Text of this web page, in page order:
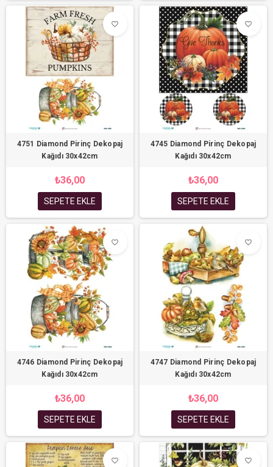
favorite_border
4751 Diamond Pirinç Dekopaj
Kağıdı 30x42cm
₺36,00
SEPETE EKLE
favorite_border
4745 Diamond Pirinç Dekopaj
Kağıdı 30x42cm
₺36,00
SEPETE EKLE
favorite_border
4746 Diamond Pirinç Dekopaj
Kağıdı 30x42cm
₺36,00
SEPETE EKLE
favorite_border
4747 Diamond Pirinç Dekopaj
Kağıdı 30x42cm
₺36,00
SEPETE EKLE
favorite_border favorite_border